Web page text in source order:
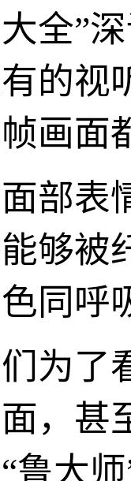
全”
的视
画面
部表
够被
同呼
为了
，甚
鲁大